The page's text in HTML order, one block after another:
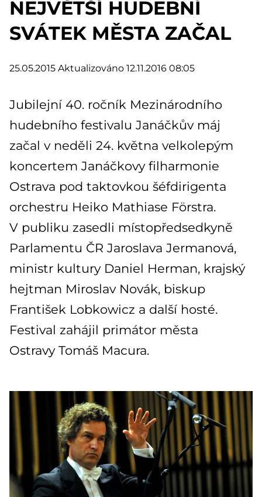
NEJVĚTŠÍ HUDEBNÍ
SVÁTEK MĚSTA ZAČAL
25.05.2015 Aktualizováno 12.11.2016 08:05
Jubilejní 40. ročník Mezinárodního
hudebního festivalu Janáčkův máj
začal v neděli 24. května velkolepým
koncertem Janáčkovy filharmonie
Ostrava pod taktovkou šéfdirigenta
orchestru Heiko Mathiase Förstra.
V publiku zasedli místopředsedkyně
Parlamentu ČR Jaroslava Jermanová,
ministr kultury Daniel Herman, krajský
hejtman Miroslav Novák, biskup
František Lobkowicz a další hosté.
Festival zahájil primátor města
Ostravy Tomáš Macura.